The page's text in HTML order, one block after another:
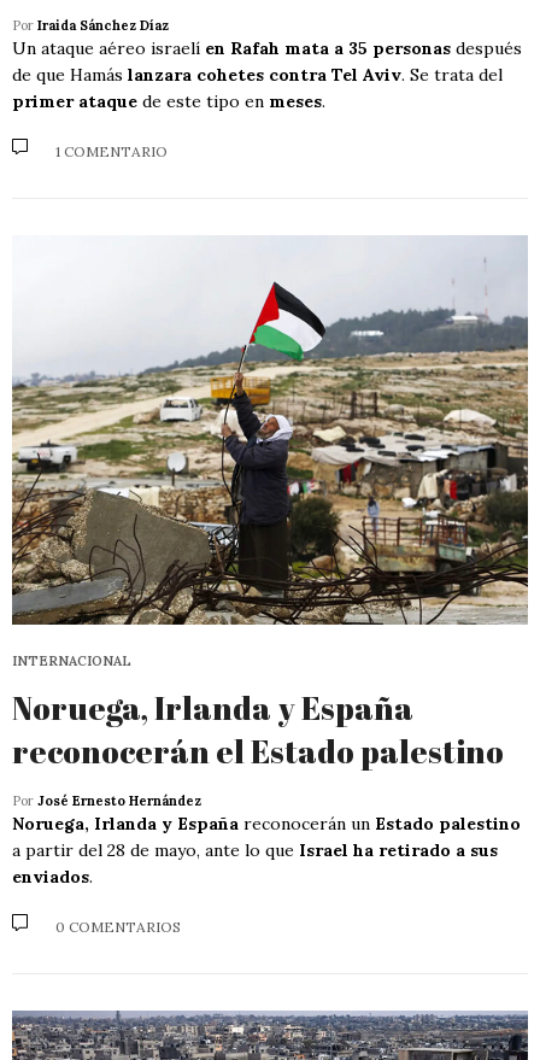
Por Iraida Sánchez Díaz
Un ataque aéreo israelí en Rafah mata a 35 personas después
de que Hamás lanzara cohetes contra Tel Aviv. Se trata del
primer ataque de este tipo en meses.
1 COMENTARIO
INTERNACIONAL
Noruega, Irlanda y España
reconocerán el Estado palestino
Por José Ernesto Hernández
Noruega, Irlanda y España reconocerán un Estado palestino
a partir del 28 de mayo, ante lo que Israel ha retirado a sus
enviados.
0 COMENTARIOS